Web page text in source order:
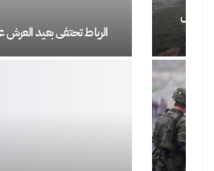
الرباط تحتفي بعيد العرش على إيقاع